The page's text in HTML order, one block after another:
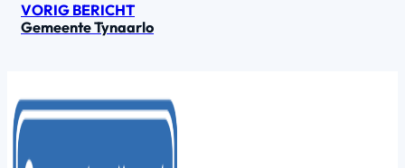
VORIG BERICHT
Gemeente Tynaarlo